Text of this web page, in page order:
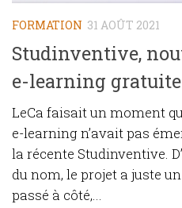
FORMATION 31 AOÛT 2021
Studinventive,
e-learning gratuite
LeCa faisait un moment
e-learning n’avait pas
la récente Studinventive.
du nom, le projet a juste
passé à côté,...